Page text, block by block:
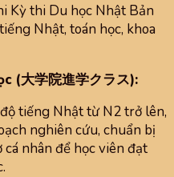
Kỳ thi Du học Nhật Bản
Nhật, toán học, khoa
(大学院進学クラス):
tiếng Nhật từ N2 trở lên,
nghiên cứu, chuẩn bị
nhân để học viên đạt